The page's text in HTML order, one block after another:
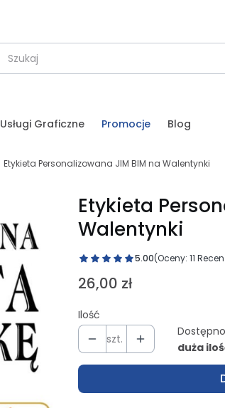
Usługi Graficzne Promocje Blog
Etykieta Personalizowana JIM BIM na Walentynki
Etykieta
Walentynki
5.00(Oceny: 11
Cena
26,00 zł
Ilość
szt.
duża